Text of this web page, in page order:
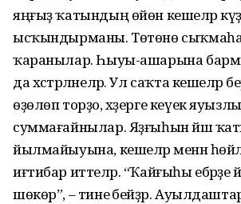
яңғыҙ ҡатындың өйөн кешеләр
ысҡындырманы. Төтөнө
ҡаранылар. Һыуы-ашарына
да хәстәрләнеләр. Ул саҡта кешеләр
өҙөлөп торҙо, хәҙерге кеүек
суммағайнылар. Яҙғыһын йәш
йылмайыуына, кешеләр менән
иғтибар иттеләр. “Ҡайғыһы ебәр­ҙе
шөкөр”, – тине әбей­ҙәр.